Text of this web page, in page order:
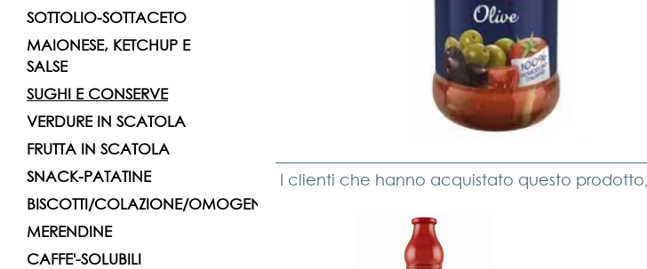
SOTTOLIO-SOTTACETO
MAIONESE, KETCHUP E
SALSE
SUGHI E CONSERVE
VERDURE IN SCATOLA
FRUTTA IN SCATOLA
SNACK-PATATINE
BISCOTTI/COLAZIONE/OMOGENIZZATI
MERENDINE
CAFFE'-SOLUBILI
I clienti che hanno acquistato questo